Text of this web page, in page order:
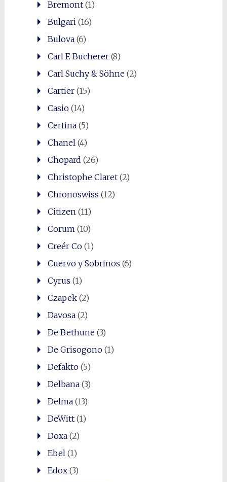
Bremont(1)
Bulgari(16)
Bulova(6)
Carl F. Bucherer(8)
Carl Suchy & Söhne(2)
Cartier(15)
Casio(14)
Certina(5)
Chanel(4)
Chopard (26)
Christophe Claret(2)
Chronoswiss (12)
Citizen(11)
Corum(10)
Creér Co(1)
Cuervo y Sobrinos (6)
Cyrus (1)
Czapek(2)
Davosa(2)
De Bethune(3)
De Grisogono(1)
Defakto(5)
Delbana(3)
Delma(13)
DeWitt(1)
Doxa(2)
Ebel(1)
Edox(3)